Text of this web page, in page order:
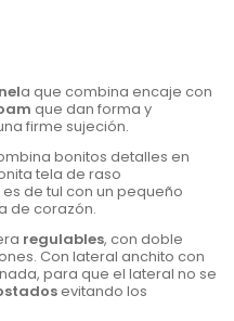
a que combina encaje con
que dan forma y
firme sujeción.
bonitos detalles en
tela de raso
de tul con un pequeño
de corazón.
regulables, con doble
Con lateral anchito con
para que el lateral no se
evitando los